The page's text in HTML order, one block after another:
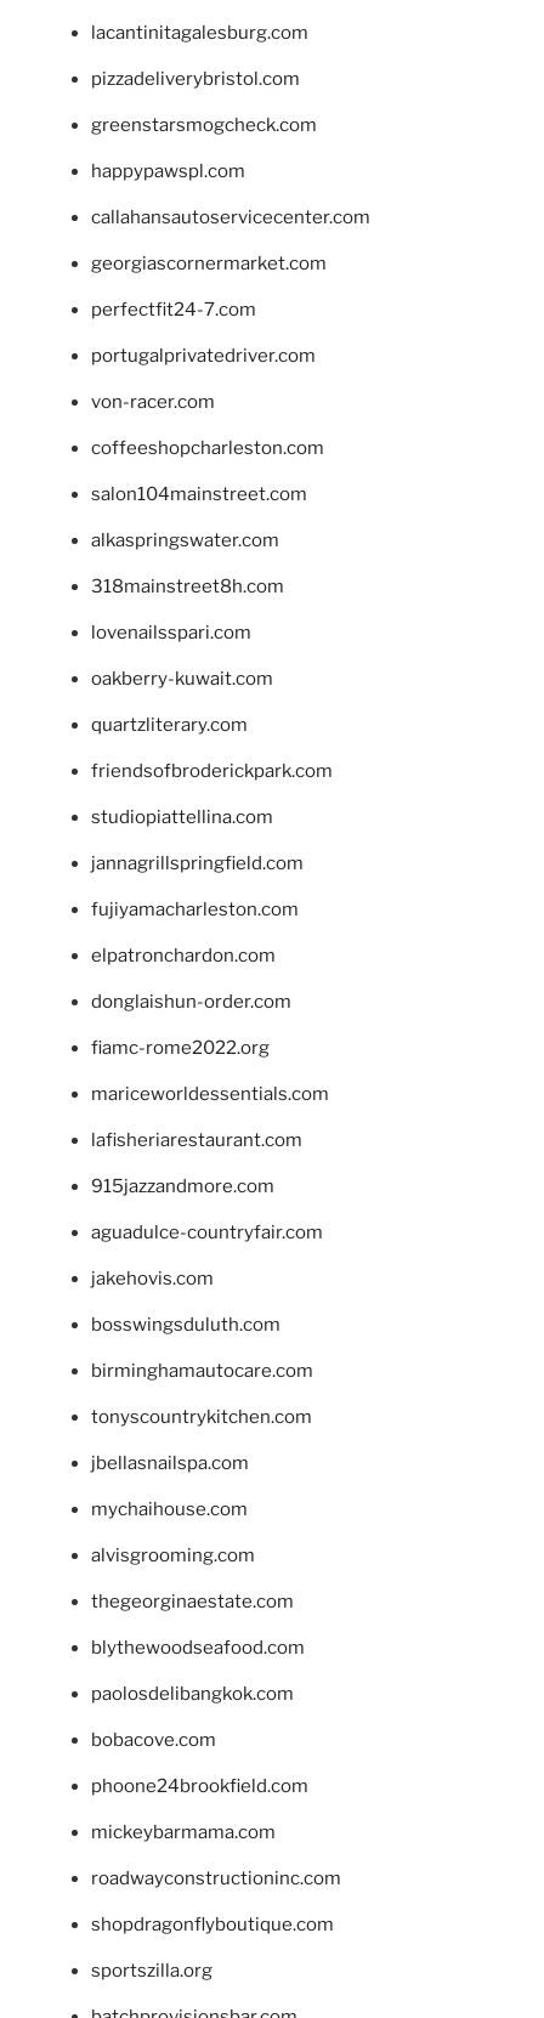
lacantinitagalesburg.com
pizzadeliverybristol.com
greenstarsmogcheck.com
happypawspl.com
callahansautoservicecenter.com
georgiascornermarket.com
perfectfit24-7.com
portugalprivatedriver.com
von-racer.com
coffeeshopcharleston.com
salon104mainstreet.com
alkaspringswater.com
318mainstreet8h.com
lovenailsspari.com
oakberry-kuwait.com
quartzliterary.com
friendsofbroderickpark.com
studiopiattellina.com
jannagrillspringfield.com
fujiyamacharleston.com
elpatronchardon.com
donglaishun-order.com
fiamc-rome2022.org
mariceworldessentials.com
lafisheriarestaurant.com
915jazzandmore.com
aguadulce-countryfair.com
jakehovis.com
bosswingsduluth.com
birminghamautocare.com
tonyscountrykitchen.com
jbellasnailspa.com
mychaihouse.com
alvisgrooming.com
thegeorginaestate.com
blythewoodseafood.com
paolosdelibangkok.com
bobacove.com
phoone24brookfield.com
mickeybarmama.com
roadwayconstructioninc.com
shopdragonflyboutique.com
sportszilla.org